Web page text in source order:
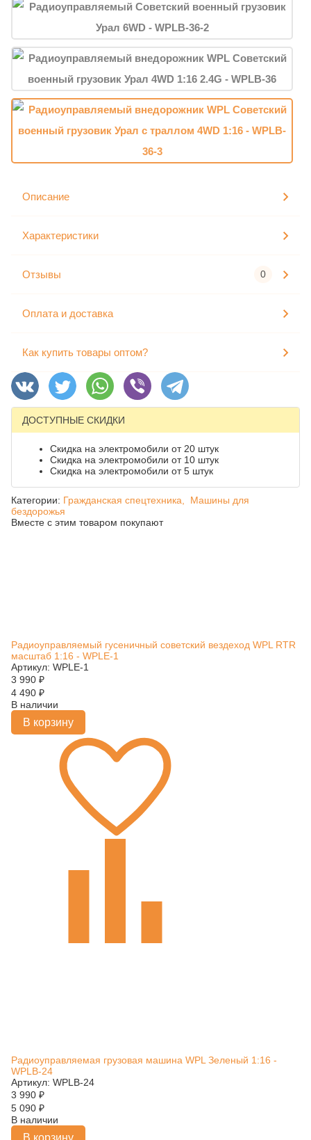
Описание
Характеристики
Отзывы 0
Оплата и доставка
Как купить товары оптом?
ДОСТУПНЫЕ СКИДКИ
Скидка на электромобили от 20 штук
Скидка на электромобили от 10 штук
Скидка на электромобили от 5 штук
Категории: Гражданская спецтехника,
Машины для
бездорожья
Вместе с этим товаром покупают
Радиоуправляемый гусеничный советский вездеход WPL RTR
масштаб 1:16 - WPLE-1
Артикул: WPLE-1
3 990 ₽
4 490 ₽
В наличии
В корзину
Радиоуправляемая грузовая машина WPL Зеленый 1:16 -
WPLB-24
Артикул: WPLB-24
3 990 ₽
5 090 ₽
В наличии
В корзину